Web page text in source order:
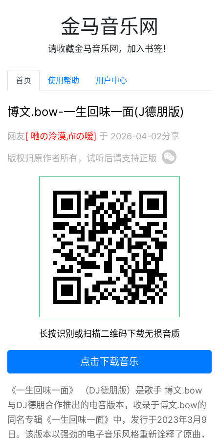
金马音乐网
请收藏金马音乐网，加入书签！
首页 使用帮助 用户中心
博文.bow-一生回味一面(J德朋版)
网友[ 咃の泠漠,ńīの嗳] 于 2026-04-02分享
版权归原作者所有，试听后请支持正版
长按识别或扫描二维码下载无损音质
点击下载音乐
《一生回味一面》 （DJ德朋版）是歌手 博文.bow
与DJ德朋合作推出的电音版本，收录于博文.bow的
同名专辑《一生回味一面》中，发行于2023年3月9
日。该版本以强劲的电子音乐风格重新诠释了原曲，